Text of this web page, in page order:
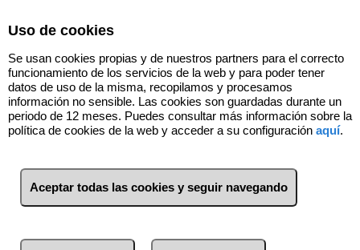
Términos y condiciones de protección de datos
conforme a lo establecido en la Ley Orgánica 15/1999, de 13 de
Diciembre, de Protección de Datos de Carácter Personal.
consecuencia de alguno de los servicios ofertados, serán incluidos
Uso de cookies
Se usan cookies propias y de nuestros partners para el correcto
funcionamiento de los servicios de la web y para poder tener
datos de uso de la misma, recopilamos y procesamos
información no sensible. Las cookies son guardadas durante un
periodo de 12 meses. Puedes consultar más información sobre la
política de cookies de la web y acceder a su configuración aquí.
Aceptar todas las cookies y seguir navegando